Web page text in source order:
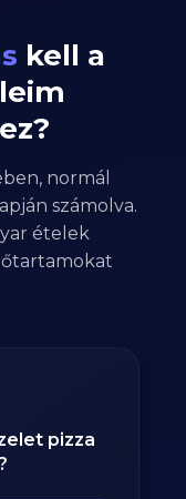
kell a
normál
számolva.
ételek
pizza